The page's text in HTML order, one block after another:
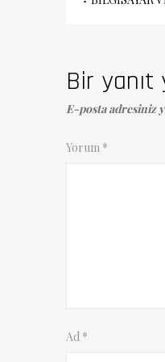
Yazı
Bir yanıt
E-posta adresiniz
Yorum *
Ad *